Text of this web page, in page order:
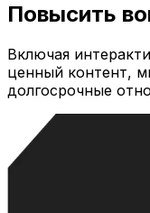
Повысить
Включая
ценный контент,
долгосрочные